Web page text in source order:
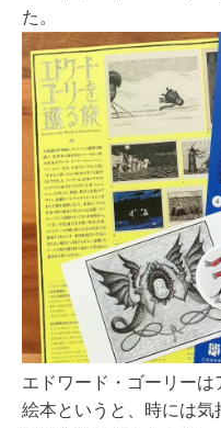
た。
エドワード・ゴーリーは
絵本というと、時には